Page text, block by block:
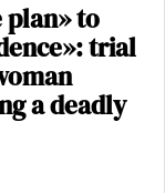
plan» to
trial
a deadly